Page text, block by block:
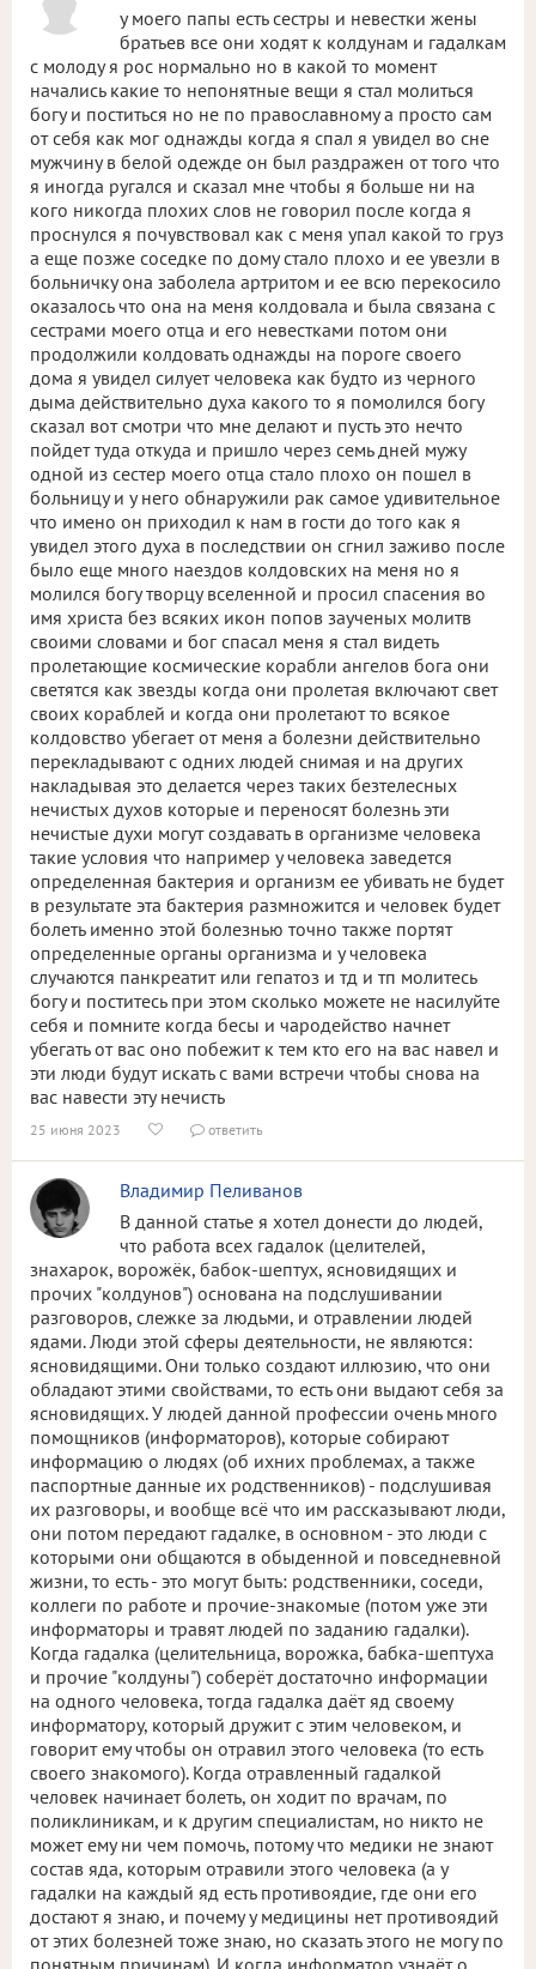
у моего папы есть сестры и невестки жены
братьев все они ходят к колдунам и гадалкам
с молоду я рос нормально но в какой то момент
начались какие то непонятные вещи я стал молиться
богу и поститься но не по православному а просто сам
от себя как мог однажды когда я спал я увидел во сне
мужчину в белой одежде он был раздражен от того что
я иногда ругался и сказал мне чтобы я больше ни на
кого никогда плохих слов не говорил после когда я
проснулся я почувствовал как с меня упал какой то груз
а еще позже соседке по дому стало плохо и ее увезли в
больничку она заболела артритом и ее всю перекосило
оказалось что она на меня колдовала и была связана с
сестрами моего отца и его невестками потом они
продолжили колдовать однажды на пороге своего
дома я увидел силует человека как будто из черного
дыма действительно духа какого то я помолился богу
сказал вот смотри что мне делают и пусть это нечто
пойдет туда откуда и пришло через семь дней мужу
одной из сестер моего отца стало плохо он пошел в
больницу и у него обнаружили рак самое удивительное
что имено он приходил к нам в гости до того как я
увидел этого духа в последствии он сгнил заживо после
было еще много наездов колдовских на меня но я
молился богу творцу вселенной и просил спасения во
имя христа без всяких икон попов заученых молитв
своими словами и бог спасал меня я стал видеть
пролетающие космические корабли ангелов бога они
светятся как звезды когда они пролетая включают свет
своих кораблей и когда они пролетают то всякое
колдовство убегает от меня а болезни действительно
перекладывают с одних людей снимая и на других
накладывая это делается через таких безтелесных
нечистых духов которые и переносят болезнь эти
нечистые духи могут создавать в организме человека
такие условия что например у человека заведется
определенная бактерия и организм ее убивать не будет
в результате эта бактерия размножится и человек будет
болеть именно этой болезнью точно также портят
определенные органы организма и у человека
случаются панкреатит или гепатоз и тд и тп молитесь
богу и поститесь при этом сколько можете не насилуйте
себя и помните когда бесы и чародейство начнет
убегать от вас оно побежит к тем кто его на вас навел и
эти люди будут искать с вами встречи чтобы снова на
вас навести эту нечисть
25 июня 2023   ответить
Владимир Пеливанов
В данной статье я хотел донести до людей,
что работа всех гадалок (целителей,
знахарок, ворожёк, бабок-шептух, ясновидящих и
прочих "колдунов") основана на подслушивании
разговоров, слежке за людьми, и отравлении людей
ядами. Люди этой сферы деятельности, не являются:
ясновидящими. Они только создают иллюзию, что они
обладают этими свойствами, то есть они выдают себя за
ясновидящих. У людей данной профессии очень много
помощников (информаторов), которые собирают
информацию о людях (об ихних проблемах, а также
паспортные данные их родственников) - подслушивая
их разговоры, и вообще всё что им рассказывают люди,
они потом передают гадалке, в основном - это люди с
которыми они общаются в обыденной и повседневной
жизни, то есть - это могут быть: родственники, соседи,
коллеги по работе и прочие-знакомые (потом уже эти
информаторы и травят людей по заданию гадалки).
Когда гадалка (целительница, ворожка, бабка-шептуха
и прочие "колдуны") соберёт достаточно информации
на одного человека, тогда гадалка даёт яд своему
информатору, который дружит с этим человеком, и
говорит ему чтобы он отравил этого человека (то есть
своего знакомого). Когда отравленный гадалкой
человек начинает болеть, он ходит по врачам, по
поликлиникам, и к другим специалистам, но никто не
может ему ни чем помочь, потому что медики не знают
состав яда, которым отравили этого человека (а у
гадалки на каждый яд есть противоядие, где они его
достают я знаю, и почему у медицины нет противоядий
от этих болезней тоже знаю, но сказать этого не могу по
понятным причинам). И когда информатор узнаёт о